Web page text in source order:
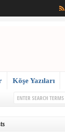
Köşe Yazıları